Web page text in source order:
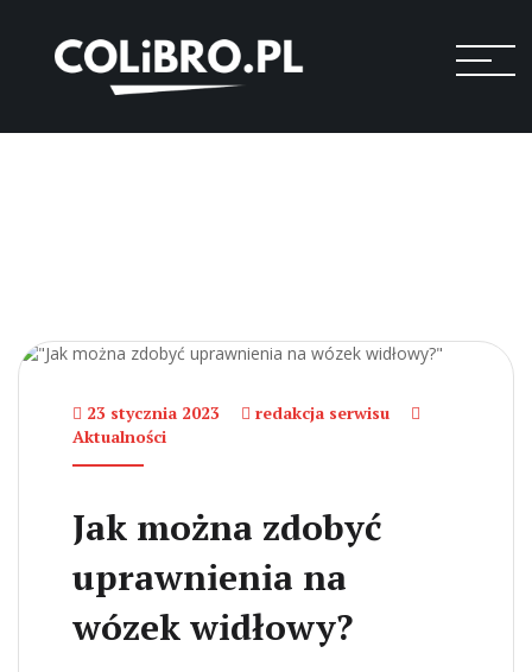
23 stycznia 2023
redakcja serwisu
Aktualności
Jak można zdobyć
uprawnienia na
wózek widłowy?